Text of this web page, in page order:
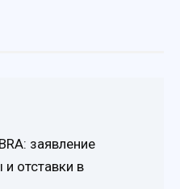
заявление
отставки в